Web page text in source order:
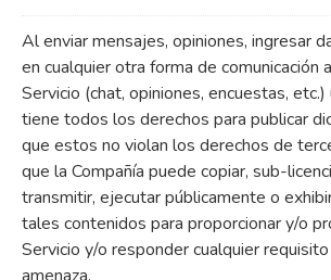
Al enviar mensajes, opiniones, ingresar
en cualquier otra forma de comunicación
Servicio (chat, opiniones, encuestas,
tiene todos los derechos para publicar
que estos no violan los derechos de
que la Compañía puede copiar, sub-
transmitir, ejecutar públicamente o
tales contenidos para proporcionar y/o
Servicio y/o responder cualquier
amenaza.